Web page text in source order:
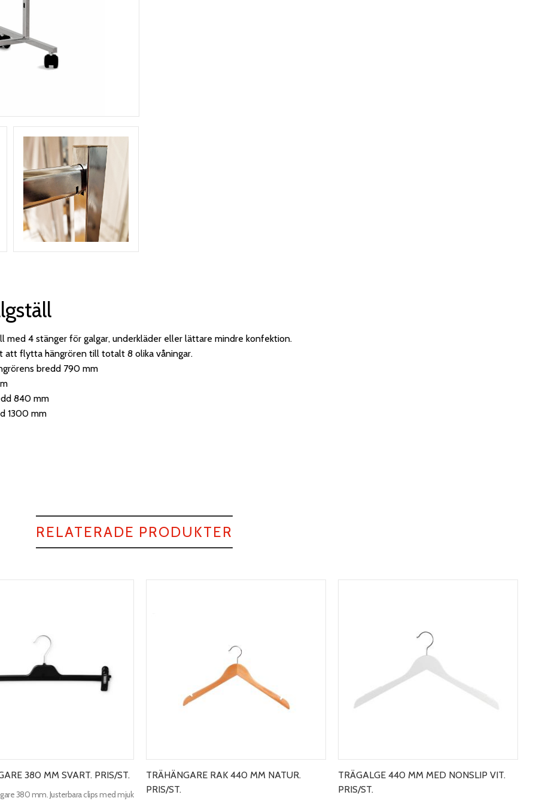
med 4 stänger för galgar, underkläder eller lättare mindre konfektion.
att flytta hängrören till totalt 8 olika våningar.
bredd 790 mm
840 mm
1300 mm
RELATERADE PRODUKTER
380 MM SVART. PRIS/ST.
380 mm. Justerbara clips med mjuk
TRÄHÄNGARE RAK 440 MM NATUR.
PRIS/ST.
TRÄGALGE 440 MM MED NONSLIP VIT.
PRIS/ST.